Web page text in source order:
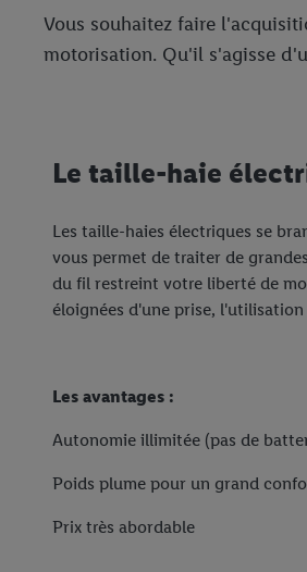
Vous souhaitez faire
motorisation. Qu'il s'agisse
Le taille-haie
Les taille-haies électriques se
vous permet de traiter de
du fil restreint votre liberté de
éloignées d'une prise,
Les avantages :
Autonomie illimitée (pas de
Poids plume pour un grand
Prix très abordable